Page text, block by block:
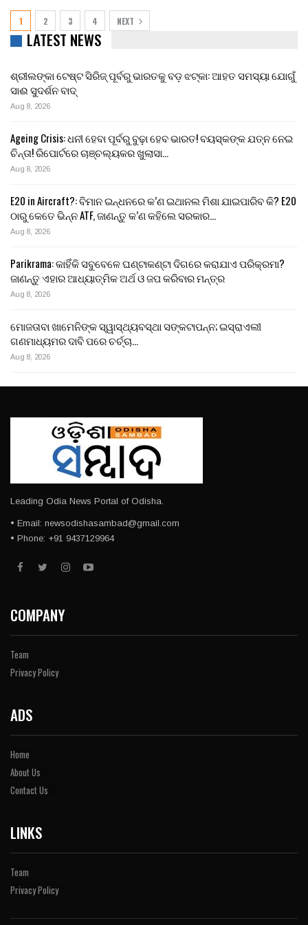
1 2 3 4 NEXT
LATEST NEWS
ଶ୍ରୀଲଙ୍କା ଟେଷ୍ଟ ସିରିଜ୍ ପୂର୍ବରୁ ଭାରତକୁ ବଡ଼ ଝଟ୍‌କା: ଆହତ ସମସ୍ୟା ଯୋଗୁଁ
ସାଈ ସୁଦର୍ଶନ ବାଦ୍
Aug 8, 2026
Ageing Crisis: ଧନୀ ହେବା ପୂର୍ବରୁ ବୁଢ଼ା ହେବ ଭାରତ! ବୟସ୍କଙ୍କ ଯତ୍ନ ନେଇ
ଚିନ୍ତା! ରିପୋର୍ଟରେ ଚାଞ୍ଚଲ୍ୟକର ଖୁଲାସା…
Aug 8, 2026
E20 in Aircraft?: ବିମାନ ଇନ୍ଧନରେ କ’ଣ ଇଥାନଲ ମିଶା ଯାଇପାରିବ କି? E20
ଠାରୁ କେତେ ଭିନ୍ନ ATF, ଜାଣନ୍ତୁ କ’ଣ କହିଲେ ସରକାର…
Aug 8, 2026
Parikrama: କାହିଁକି ସବୁବେଳେ ଘଣ୍ଟାକଣ୍ଟା ଦିଗରେ କରାଯାଏ ପରିକ୍ରମା?
ଜାଣନ୍ତୁ ଏହାର ଆଧ୍ୟାତ୍ମିକ ଅର୍ଥ ଓ ଜପ କରିବାର ମନ୍ତ୍ର
Aug 8, 2026
ମୋଜତାବା ଖାମେନିଙ୍କ ସ୍ୱାସ୍ଥ୍ୟବସ୍ଥା ସଙ୍କଟାପନ୍ନ; ଇସ୍ରାଏଲୀ
ଗଣମାଧ୍ୟମର ଦାବି ପରେ ଚର୍ଚ୍ଚା…
Aug 8, 2026
Leading Odia News Portal of Odisha.
• Email: newsodishasambad@gmail.com
• Phone: +91 9437129964
COMPANY
Team
Privacy Policy
ADS
Home
About Us
Contact Us
LINKS
Team
Privacy Policy